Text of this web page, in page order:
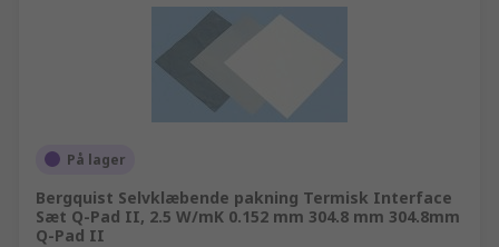
På lager
Bergquist Selvklæbende pakning Termisk Interface
Sæt Q-Pad II, 2.5 W/mK 0.152 mm 304.8 mm 304.8mm
Q-Pad II